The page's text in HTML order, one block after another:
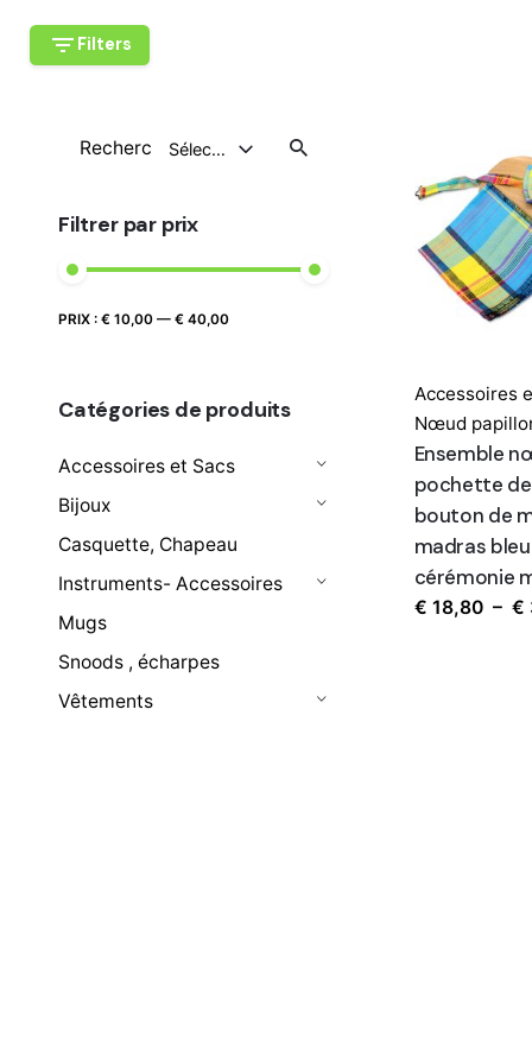
Filters
Recherche
Sélectionnez Une Catégorie
Filtrer par prix
Prix
Prix
PRIX : € 10,00 — € 40,00
Catégories de produits
Accessoires et Sacs
Bijoux
Casquette, Chapeau
Instruments- Accessoires
Mugs
Snoods , écharpes
Vêtements
Accessoires
Nœud
Ensemble
pochette
bouton de
madras
cérémonie
€ 18,80 – €